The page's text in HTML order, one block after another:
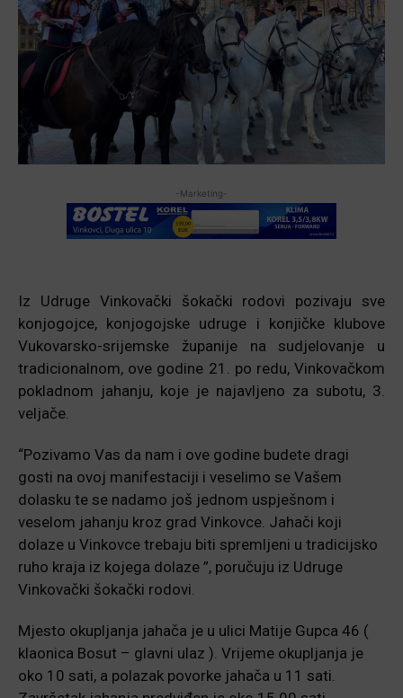
-Marketing-
Iz Udruge Vinkovački šokački rodovi pozivaju sve
konjogojce, konjogojske udruge i konjičke klubove
Vukovarsko-srijemske županije na sudjelovanje u
tradicionalnom, ove godine 21. po redu, Vinkovačkom
pokladnom jahanju, koje je najavljeno za subotu, 3.
veljače.
“Pozivamo Vas da nam i ove godine budete dragi
gosti na ovoj manifestaciji i veselimo se Vašem
dolasku te se nadamo još jednom uspješnom i
veselom jahanju kroz grad Vinkovce. Jahači koji
dolaze u Vinkovce trebaju biti spremljeni u tradicijsko
ruho kraja iz kojega dolaze ”, poručuju iz Udruge
Vinkovački šokački rodovi.
Mjesto okupljanja jahača je u ulici Matije Gupca 46 (
klaonica Bosut – glavni ulaz ). Vrijeme okupljanja je
oko 10 sati, a polazak povorke jahača u 11 sati.